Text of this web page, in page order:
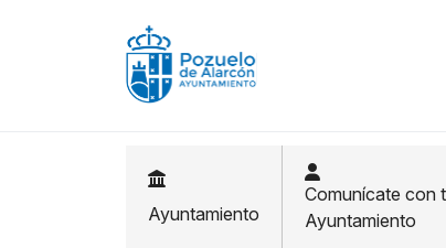
Ayuntamiento
Comunícate con
Ayuntamiento